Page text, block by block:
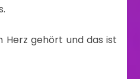
Herz gehört und das ist